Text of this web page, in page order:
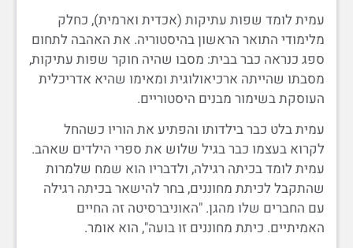
עמית לומד שפות עתיקות (אכדית וארמית), כחלק
מלימודי התואר הראשון בהיסטוריה. את האהבה לתחום
ספג כנראה כבר בבית: מסבו שהיה חוקר שפות עתיקות,
מסבתו שהייתה ארכיאולוגית ומאימו שהיא אדריכלית
העוסקת בשימור מבנים היסטוריים.
עמית בלט כבר בילדותו והפתיע את הוריו כשהחל
לקרוא בעצמו כבר בגיל שלוש את ספרי הילדים שאהב.
עמית לומד בכיתה רגילה, ולדבריו הוא שמח שלמרות
שהתקבל לכיתת מחוננים, בחר להישאר בכיתה רגילה
עם החברים שלו מהגן. "האוניברסיטה זה החיים
האמיתיים. כיתת מחוננים זו בועה", הוא אומר.